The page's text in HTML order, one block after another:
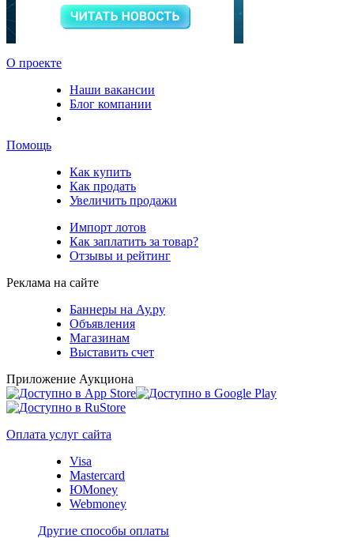
О проекте
Наши вакансии
Блог компании
Помощь
Как купить
Как продать
Увеличить продажи
Импорт лотов
Как заплатить за товар?
Отзывы и рейтинг
Реклама на сайте
Баннеры на Ау.ру
Объявления
Магазинам
Выставить счет
Приложение Аукциона
Оплата услуг сайта
Visa
Mastercard
ЮMoney
Webmoney
Другие способы оплаты